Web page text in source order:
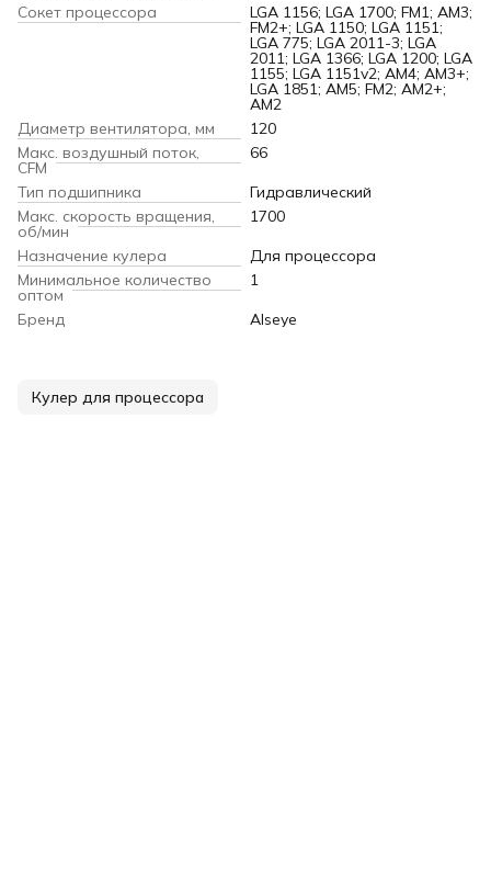
Сокет процессора
LGA 1156; LGA 1700; FM1; AM3;
FM2+; LGA 1150; LGA 1151;
LGA 775; LGA 2011-3; LGA
2011; LGA 1366; LGA 1200; LGA
1155; LGA 1151v2; AM4; AM3+;
LGA 1851; AM5; FM2; AM2+;
AM2
Диаметр вентилятора, мм
120
Макс. воздушный поток,
CFM
66
Тип подшипника
Гидравлический
Макс. скорость вращения,
об/мин
1700
Назначение кулера
Для процессора
Минимальное количество
оптом
1
Бренд
Alseye
Кулер для процессора